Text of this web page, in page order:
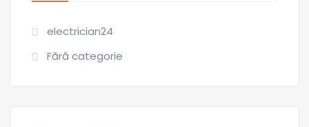
electrician24
Fără categorie